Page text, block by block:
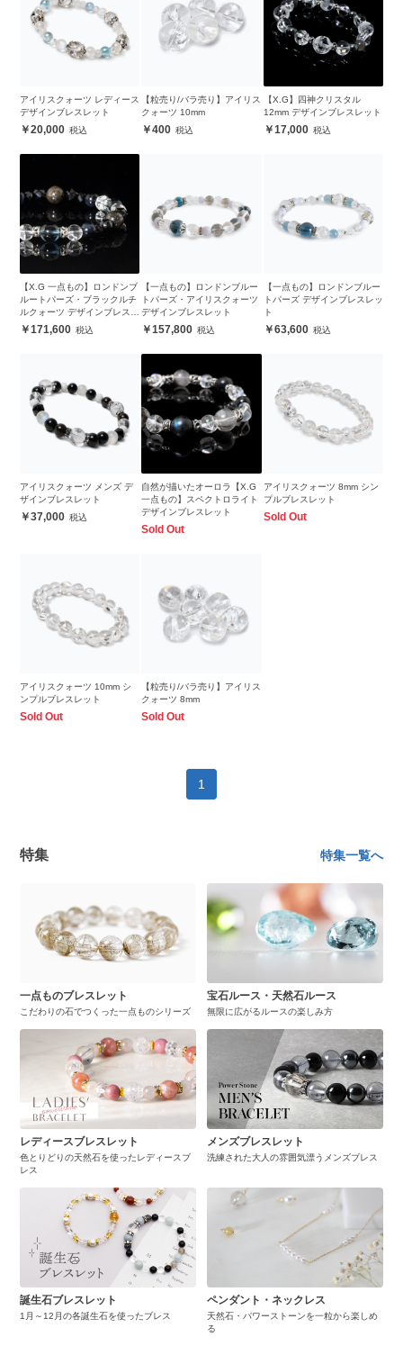
アイリスクォーツ レディース
デザインブレスレット
20,000
【粒売り/バラ売り】アイリス
クォーツ 10mm
400
【X.G】四神クリスタル
12mm デザインブレスレット
17,000
【X.G 一点もの】ロンドンブ
ルートパーズ・ブラックルチ
ルクォーツ デザインブレスレ
ット171,600
【一点もの】ロンドンブルー
トパーズ・アイリスクォーツ
デザインブレスレット
157,800
【一点もの】ロンドンブルー
トパーズ デザインブレスレッ
ト
63,600
アイリスクォーツ メンズ デ
ザインブレスレット
37,000
自然が描いたオーロラ【X.G
一点もの】スペクトロライト
デザインブレスレット
Sold Out
アイリスクォーツ 8mm シン
プルブレスレット
Sold Out
アイリスクォーツ 10mm シ
ンプルブレスレット
Sold Out
【粒売り/バラ売り】アイリス
クォーツ 8mm
Sold Out
1
特集 特集一覧へ
一点ものブレスレット
こだわりの石でつくった一点ものシリーズ
宝石ルース・天然石ルース
無限に広がるルースの楽しみ方
レディースブレスレット
色とりどりの天然石を使ったレディースブ
レス
メンズブレスレット
洗練された大人の雰囲気漂うメンズブレス
誕生石ブレスレット
1月～12月の各誕生石を使ったブレス
ペンダント・ネックレス
天然石・パワーストーンを一粒から楽しめ
る